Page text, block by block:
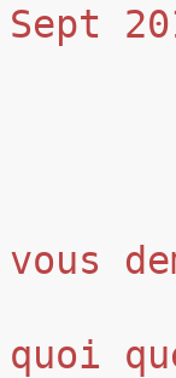
Sept
vous
quoi